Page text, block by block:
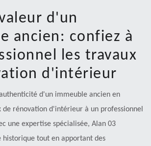
d'un
ancien: confiez à
les travaux
d'intérieur
d'un immeuble ancien en
de rénovation d'intérieur à un professionnel
une expertise spécialisée, Alan 03
historique tout en apportant des